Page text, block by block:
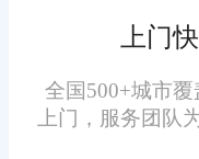
的库存预警
店通都能轻
还支持多种
案，为客户
三、智能
效率
上门
全国500+城市
上门，服务团队